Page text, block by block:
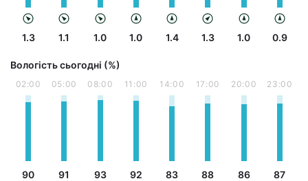
1.3 1.1 1.0 1.0 1.4 1.3 1.0 0.9
Вологість сьогодні (%)
02:00
90
05:00
91
08:00
93
11:00
92
14:00
83
17:00
88
20:00
86
23:00
87